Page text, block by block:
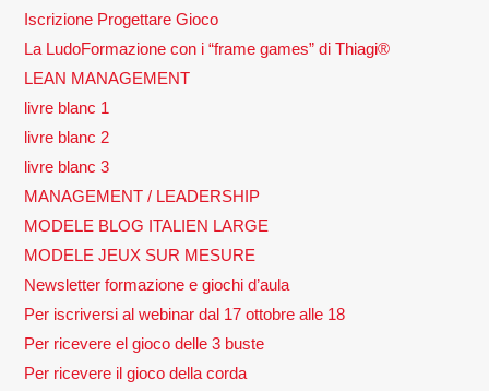
Iscrizione Progettare Gioco
La LudoFormazione con i “frame games” di Thiagi®
LEAN MANAGEMENT
livre blanc 1
livre blanc 2
livre blanc 3
MANAGEMENT / LEADERSHIP
MODELE BLOG ITALIEN LARGE
MODELE JEUX SUR MESURE
Newsletter formazione e giochi d’aula
Per iscriversi al webinar dal 17 ottobre alle 18
Per ricevere el gioco delle 3 buste
Per ricevere il gioco della corda